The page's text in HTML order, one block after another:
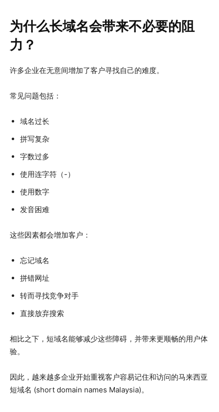
为什么长域名会带来不必要的阻
力？
许多企业在无意间增加了客户寻找自己的难度。
常见问题包括：
域名过长
拼写复杂
字数过多
使用连字符（-）
使用数字
发音困难
这些因素都会增加客户：
忘记域名
拼错网址
转而寻找竞争对手
直接放弃搜索
相比之下，短域名能够减少这些障碍，并带来更顺畅的用户体
验。
因此，越来越多企业开始重视客户容易记住和访问的马来西亚
短域名 (short domain names Malaysia)。